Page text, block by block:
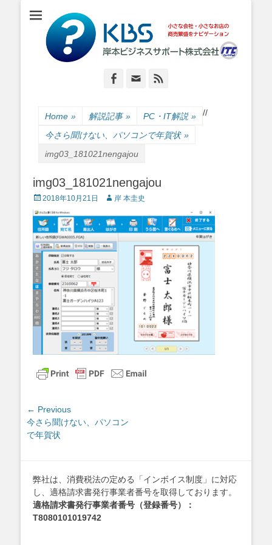
岸本ビジネスサポ
ート株式会社
小さな会社・小さなお店のIT経営をナビゲーション
Facebook
Email
Home » 解説記事 » /
PC・IT解説 » /
今さら聞けない、パソコンで年賀状 »
img03_181021nengajou
img03_181021nengajou
Posted
on
2018年10月21日 Author
岸 本圭史
投
稿
ナ
ー
シ
ョ
← Previous
Previous
post:
今さら聞けない、パソコン
で年賀状
弊社は、消費税法の定める「インボイス制度」に対応
し、適格請求書発行事業者番号を取得しております。
適格請求書発行事業者番号（登録番号）：
T8080101019742